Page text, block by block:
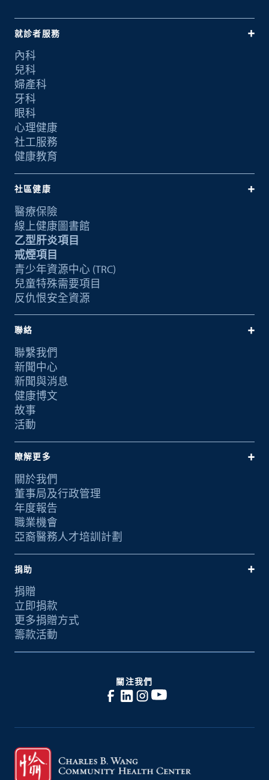
就診者服務
內科
兒科
婦產科
牙科
眼科
心理健康
社工服務
健康教育
社區健康
醫療保險
線上健康圖書館
乙型肝炎項目
戒煙項目
青少年資源中心 (TRC)
兒童特殊需要項目
反仇恨安全資源
聯絡
聯繫我們
新聞中心
新聞與消息
健康博文
故事
活動
瞭解更多
關於我們
董事局及行政管理
年度報告
職業機會
亞裔醫務人才培訓計劃
捐助
捐贈
立即捐款
更多捐贈方式
籌款活動
關注我們